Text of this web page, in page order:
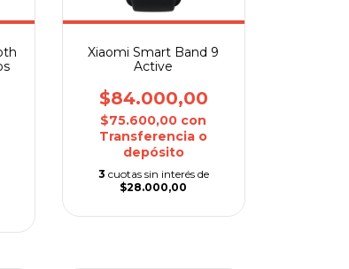
Xiaomi Smart Band 9
Active
$84.000,00
$75.600,00 con
Transferencia o
depósito
3 cuotas sin interés de
$28.000,00